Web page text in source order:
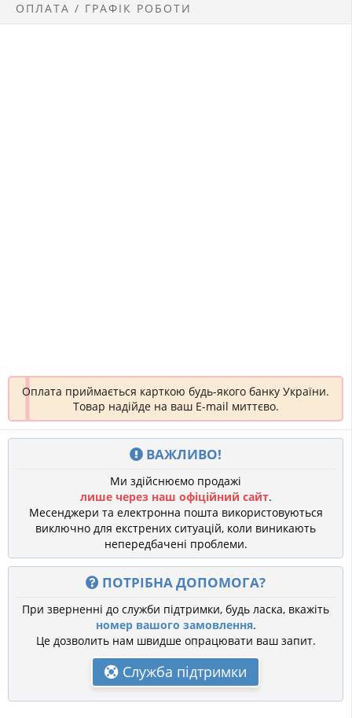
ОПЛАТА / ГРАФІК РОБОТИ
Оплата приймається карткою будь-якого банку України.
Товар надійде на ваш E-mail миттєво.
ВАЖЛИВО!
Ми здійснюємо продажі
лише через наш офіційний сайт.
Месенджери та електронна пошта використовуються
виключно для екстрених ситуацій, коли виникають
непередбачені проблеми.
ПОТРІБНА ДОПОМОГА?
При зверненні до служби підтримки, будь ласка, вкажіть
номер вашого замовлення.
Це дозволить нам швидше опрацювати ваш запит.
Служба підтримки